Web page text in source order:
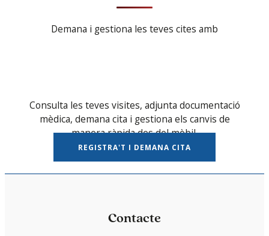
Demana i gestiona les teves cites amb
Consulta les teves visites, adjunta documentació
mèdica, demana cita i gestiona els canvis de
manera ràpida des del mòbil.
REGISTRA'T I DEMANA CITA
Contacte